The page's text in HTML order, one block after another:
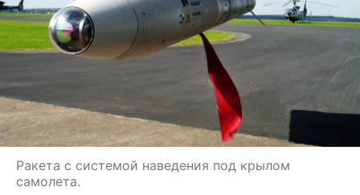
Ракета с системой наведения под крылом
самолета.